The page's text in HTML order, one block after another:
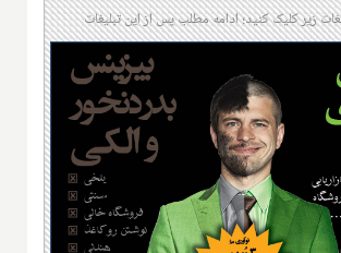
زیر کلیک کنید؛ ادامه مطلب پس از این تبلیغات